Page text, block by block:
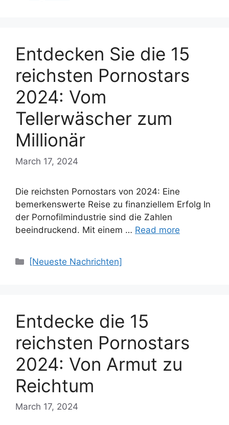
Entdecken Sie die 15
reichsten Pornostars
2024: Vom
Tellerwäscher zum
Millionär
March 17, 2024
Die reichsten Pornostars von 2024: Eine
bemerkenswerte Reise zu finanziellem Erfolg In
der Pornofilmindustrie sind die Zahlen
beeindruckend. Mit einem … Read more
Categories
[Neueste Nachrichten]
Entdecke die 15
reichsten Pornostars
2024: Von Armut zu
Reichtum
March 17, 2024